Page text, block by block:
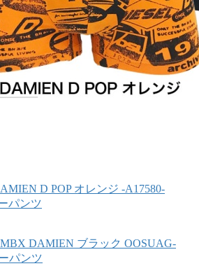
D POP オレンジ -A17580-
パンツ
DAMIEN ブラック OOSUAG-
パンツ